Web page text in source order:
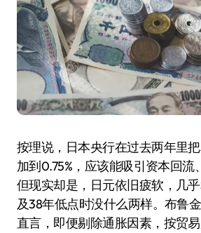
按理说，日本央行在过去两年里
加到0.75%，应该能吸引资本回流
但现实却是，日元依旧疲软，几
及38年低点时没什么两样。布鲁
直言，即便剔除通胀因素，按贸